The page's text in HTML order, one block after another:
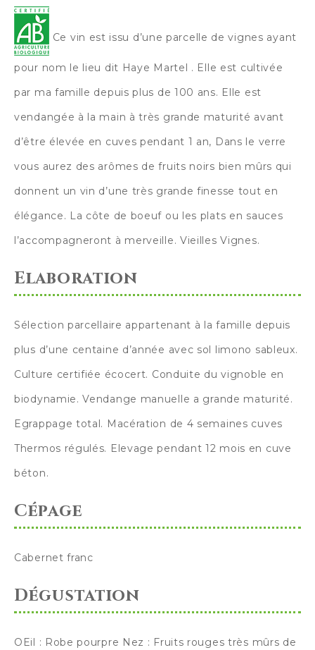
Ce vin est issu d’une parcelle de vignes ayant
pour nom le lieu dit Haye Martel . Elle est cultivée
par ma famille depuis plus de 100 ans. Elle est
vendangée à la main à très grande maturité avant
d’être élevée en cuves pendant 1 an, Dans le verre
vous aurez des arômes de fruits noirs bien mûrs qui
donnent un vin d’une très grande finesse tout en
élégance. La côte de boeuf ou les plats en sauces
l’accompagneront à merveille. Vieilles Vignes.
Elaboration
Sélection parcellaire appartenant à la famille depuis
plus d’une centaine d’année avec sol limono sableux.
Culture certifiée écocert. Conduite du vignoble en
biodynamie. Vendange manuelle a grande maturité.
Egrappage total. Macération de 4 semaines cuves
Thermos régulés. Elevage pendant 12 mois en cuve
béton.
Cépage
Cabernet franc
Dégustation
OEil : Robe pourpre Nez : Fruits rouges très mûrs de